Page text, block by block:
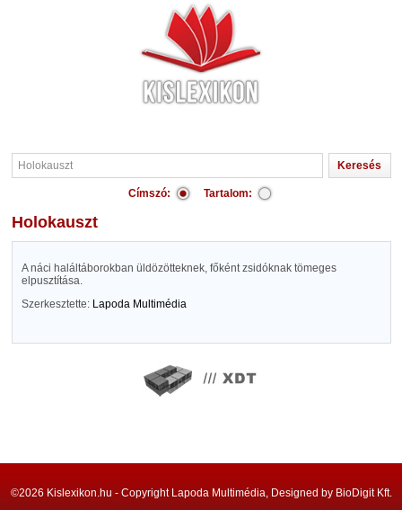
Címszó: Tartalom:
Holokauszt
A náci haláltáborokban üldözötteknek, főként zsidóknak tömeges
elpusztítása.
Szerkesztette: Lapoda Multimédia
©2026 Kislexikon.hu - Copyright Lapoda Multimédia, Designed by BioDigit Kft.